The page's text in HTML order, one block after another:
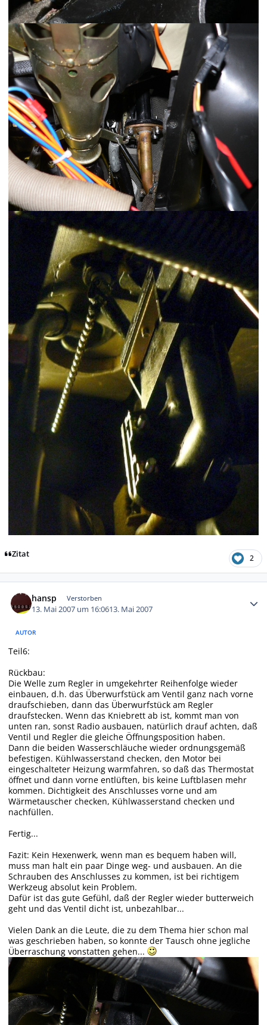
Zitat 2
hansp Verstorben
13. Mai 2007 um 16:0613. Mai 2007
AUTOR
Teil6:
Rückbau:
Die Welle zum Regler in umgekehrter Reihenfolge wieder
einbauen, d.h. das Überwurfstück am Ventil ganz nach vorne
draufschieben, dann das Überwurfstück am Regler
draufstecken. Wenn das Kniebrett ab ist, kommt man von
unten ran, sonst Radio ausbauen, natürlich drauf achten, daß
Ventil und Regler die gleiche Öffnungsposition haben.
Dann die beiden Wasserschläuche wieder ordnungsgemäß
befestigen. Kühlwasserstand checken, den Motor bei
eingeschalteter Heizung warmfahren, so daß das Thermostat
öffnet und dann vorne entlüften, bis keine Luftblasen mehr
kommen. Dichtigkeit des Anschlusses vorne und am
Wärmetauscher checken, Kühlwasserstand checken und
nachfüllen.
Fertig...
Fazit: Kein Hexenwerk, wenn man es bequem haben will,
muss man halt ein paar Dinge weg- und ausbauen. An die
Schrauben des Anschlusses zu kommen, ist bei richtigem
Werkzeug absolut kein Problem.
Dafür ist das gute Gefühl, daß der Regler wieder butterweich
geht und das Ventil dicht ist, unbezahlbar...
Vielen Dank an die Leute, die zu dem Thema hier schon mal
was geschrieben haben, so konnte der Tausch ohne jegliche
Überraschung vonstatten gehen...